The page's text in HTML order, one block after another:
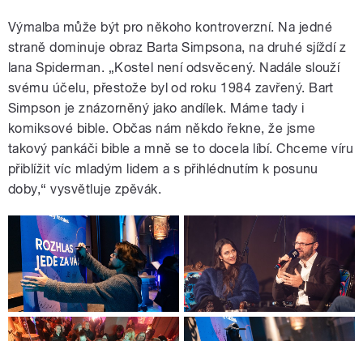
Výmalba může být pro někoho kontroverzní. Na jedné
straně dominuje obraz Barta Simpsona, na druhé sjíždí z
lana Spiderman. „Kostel není odsvěcený. Nadále slouží
svému účelu, přestože byl od roku 1984 zavřený. Bart
Simpson je znázorněný jako andílek. Máme tady i
komiksové bible. Občas nám někdo řekne, že jsme
takový pankáči bible a mně se to docela líbí. Chceme víru
přiblížit víc mladým lidem a s přihlédnutím k posunu
doby,“ vysvětluje zpěvák.